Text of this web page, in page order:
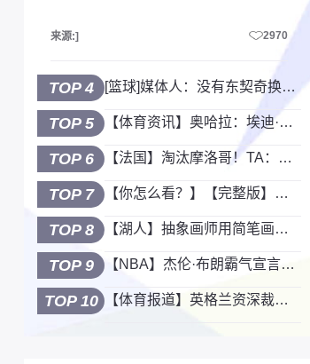
来源:] 2970
TOP 4 [篮球]媒体人：没有东契奇换浓眉的交易 詹姆斯会在湖人退役
TOP 5 【体育资讯】奥哈拉：埃迪·豪不让戈登上场，这就是球员即将离队的信号
TOP 6 【法国】淘汰摩洛哥！TA：法国队挺进四强尽显冠军相 攻守全面无短板
TOP 7 【你怎么看？】【完整版】奥特：落后26分再狂追展现韧性 马卢阿奇在边打边学
TOP 8 【湖人】抽象画师用简笔画回顾：詹姆斯神奇绝平三分的全过程~
TOP 9 【NBA】杰伦·布朗霸气宣言：新赛季我将化身NBA大反派 都放马过来吧
TOP 10 【体育报道】英格兰资深裁判谈京蓉战争议：廖力生进球无效 韦世豪&罗慕洛红牌